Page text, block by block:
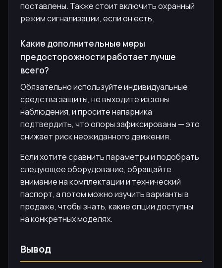
поставлены. Также стоит включить охранный
режим сигнализации, если он есть.
Какие дополнительные меры
предосторожности работает лучше
всего?
Обязательно используйте индивидуальные
средства защиты, не выходите из зоны
наблюдения, и просите напарника
подтвердить, что опоры зафиксированы — это
снижает риск неожиданного движения.
Если хотите сравнить параметры и подобрать
следующее оборудование, обращайте
внимание на комплектации и технический
паспорт, а потом можно изучить варианты в
продаже, чтобы знать, какие опции доступны
на конкретных моделях.
Вывод